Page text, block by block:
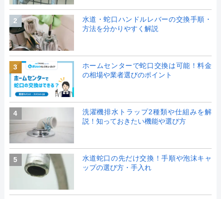
2
水道・蛇口ハンドルレバーの交換手順・
方法を分かりやすく解説
3
ホームセンターで蛇口交換は可能！料金
の相場や業者選びのポイント
4
洗濯機排水トラップ2種類や仕組みを解
説！知っておきたい機能や選び方
5
水道蛇口の先だけ交換！手順や泡沫キャ
ップの選び方・手入れ